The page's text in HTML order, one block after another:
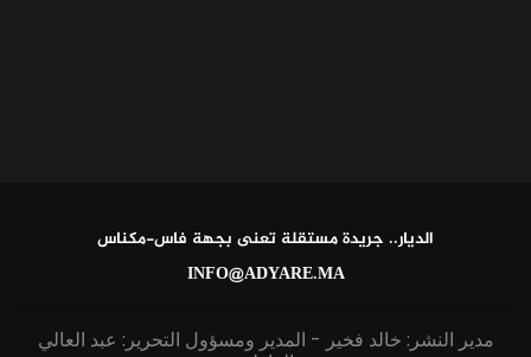
الديار.. جريدة مستقلة تعنى بجهة فاس-مكناس
INFO@ADYARE.MA
مدير النشر: خالد فخير - المدير ومسؤول التحرير: عبد العالي